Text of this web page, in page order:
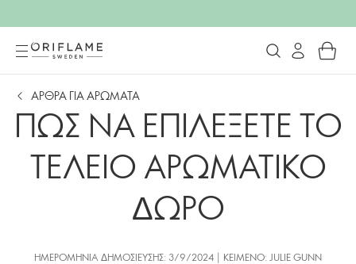
ΑΡΘΡΑ ΓΙΑ ΑΡΩΜΑΤΑ
ΠΩΣ ΝΑ ΕΠΙΛΕΞΕΤΕ ΤΟ
ΤΕΛΕΙΟ ΑΡΩΜΑΤΙΚΟ
ΔΩΡΟ
ΗΜΕΡΟΜΗΝΊΑ ΔΗΜΟΣΊΕΥΣΗΣ: 3/9/2024 | ΚΕΊΜΕΝΟ: JULIE GUNN